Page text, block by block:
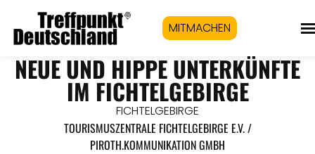
MITMACHEN
NEUE UND HIPPE UNTERKÜNFTE
IM FICHTELGEBIRGE
FICHTELGEBIRGE
TOURISMUSZENTRALE FICHTELGEBIRGE E.V. /
PIROTH.KOMMUNIKATION GMBH